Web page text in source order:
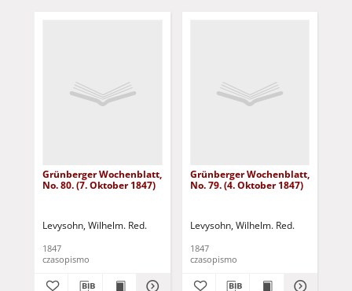
Grünberger Wochenblatt,
No. 80. (7. Oktober 1847)
Levysohn, Wilhelm. Red.
1847
czasopismo
Grünberger Wochenblatt,
No. 79. (4. Oktober 1847)
Levysohn, Wilhelm. Red.
1847
czasopismo